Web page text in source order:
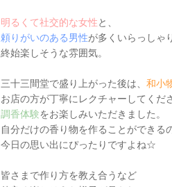
明るくて社交的な女性と、
頼りがいのある男性が多くいらっしゃり
終始楽しそうな雰囲気。
三十三間堂で盛り上がった後は、 和小
お店の方が丁寧にレクチャーしてくだ
調香体験をお楽しみいただきました。
自分だけの香り物を作ることができる
今日の思い出にぴったりですよね☆
皆さまで作り方を教え合うなど